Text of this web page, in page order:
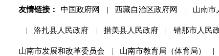
友情链接： 中国政府网 西藏自治区政府网 山南市
洛扎县人民政府 措美县人民政府 错那市人民
山南市发展和改革委员会 山南市教育局（体育局）